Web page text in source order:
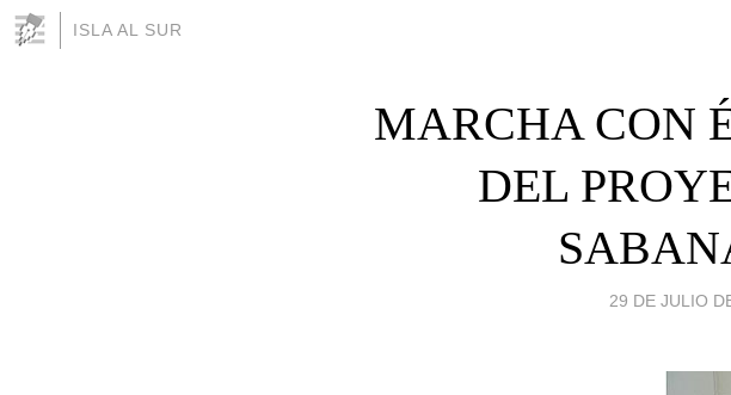
ISLA AL SUR
MARCHA CON
DEL
29 DE JULIO